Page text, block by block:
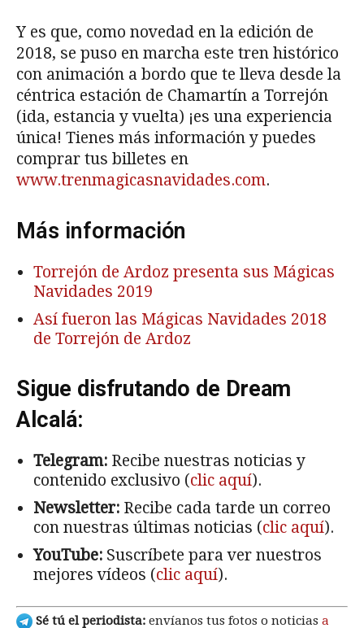
Y es que, como novedad en la edición de
2018, se puso en marcha este tren histórico
con animación a bordo que te lleva desde la
céntrica estación de Chamartín a Torrejón
(ida, estancia y vuelta) ¡es una experiencia
única! Tienes más información y puedes
comprar tus billetes en
www.trenmagicasnavidades.com.
Más información
Torrejón de Ardoz presenta sus Mágicas
Navidades 2019
Así fueron las Mágicas Navidades 2018
de Torrejón de Ardoz
Sigue disfrutando de Dream
Alcalá:
Telegram: Recibe nuestras noticias y
contenido exclusivo (clic aquí).
Newsletter: Recibe cada tarde un correo
con nuestras últimas noticias (clic aquí).
YouTube: Suscríbete para ver nuestros
mejores vídeos (clic aquí).
Sé tú el periodista: envíanos tus fotos o noticias a